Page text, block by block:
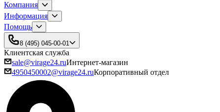
Компания
Информация
Помощь
8 (495) 045-00-01
Клиентская служба
sale@virage24.ruИнтернет-магазин
4950450002@virage24.ruКорпоративный отдел